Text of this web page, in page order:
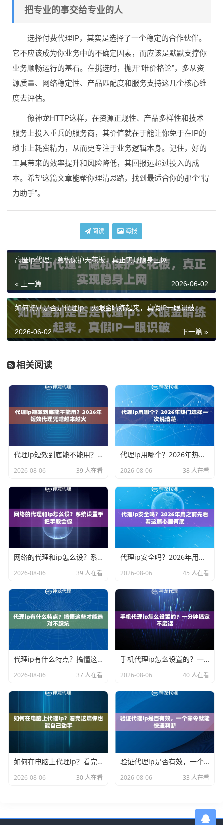
把专业的事交给专业的人
选择付费代理IP，其实是选择了一个稳定的合作伙伴。
它不应该成为你业务中的不确定因素，而应该是默默支撑你
业务顺畅运行的基石。在挑选时，抛开“唯价格论”，多从资
源质量、网络稳定性、产品匹配度和服务支持这几个核心维
度去评估。
像神龙HTTP这样，在资源正规性、产品多样性和技术
服务上投入重兵的服务商，其价值就在于能让你免于在IP的
琐事上耗费精力，从而更专注于业务逻辑本身。记住，好的
工具带来的效率提升和风险降低，其回报远超过投入的成
本。希望这篇文章能帮你理清思路，找到最适合你的那个“得
力助手”。
阅读 海报
高匿ip代理：隐私保护天花板，真正实现隐身上网
« 上一篇 2026-06-02
如何鉴别是否是代理ip：火眼金睛练起来，真假IP一眼识破
下一篇 »
2026-06-02
相关阅读
代理ip短效到底能不能用？2026年短效代理凭啥越来越火
2026-08-06 39 人在看
代理ip用哪个？2026年热门选择一次说清楚
2026-08-06 38 人在看
网络的代理和ip怎么设？系统设置手把手教会你
2026-08-06 39 人在看
代理ip安全吗？2026年用之前先看看这篇心里有底
2026-08-06 45 人在看
代理ip有什么特点？搞懂这些才能选对不踩坑
2026-08-06 37 人在看
手机代理ip怎么设置的？一分钟搞定不废话
2026-08-06 40 人在看
如何在电脑上代理ip？看完这篇你也能自己动手
2026-08-06 30 人在看
验证代理ip是否有效，一个命令就能快速判断
2026-08-06 33 人在看